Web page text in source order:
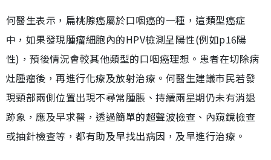
何醫生表示，扁桃腺癌屬於口咽癌的一種，這類型癌症
中，如果發現腫瘤細胞內的HPV檢測呈陽性(例如p16陽
性)，預後情況會較其他類型的口咽癌理想。患者在切除病
灶腫瘤後，再進行化療及放射治療。何醫生建議市民若發
現頸部兩側位置出現不尋常腫脹、持續兩星期仍未有消退
跡象，應及早求醫，透過簡單的超聲波檢查、內窺鏡檢查
或抽針檢查等，都有助及早找出病因，及早進行治療。